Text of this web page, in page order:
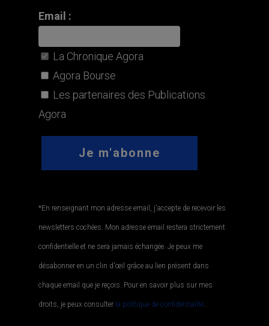
Email :
La Chronique Agora
Agora Bourse
Les partenaires des Publications
Agora
*En renseignant mon adresse email, j'accepte de recevoir les
newsletters cochées. Mon adresse email restera strictement
confidentielle et ne sera jamais échangée. Je peux me
désabonner en un clin d'œil grâce au lien présent dans
chaque email que je reçois. Pour en savoir plus sur mes
droits, je peux consulter la politique de confidentialité..